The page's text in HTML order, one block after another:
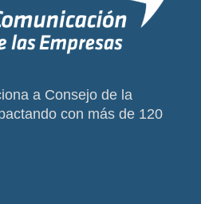
a Consejo de la
con más de 120